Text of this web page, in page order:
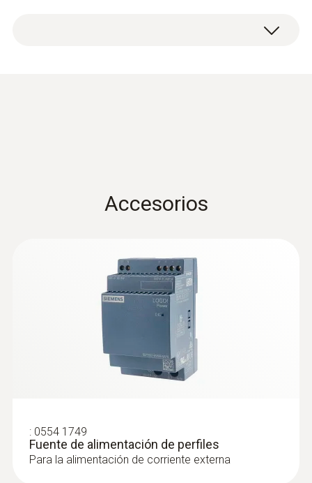
0572 9320
testo Saveris Base V 3.0 - Estación
Accesorios
: 0554 1749
Fuente de alimentación de perfiles
Para la alimentación de corriente externa